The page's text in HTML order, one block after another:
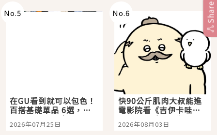
No.5
在GU看到就可以包色！
百搭基礎單品 6選，閉
眼全收也不心疼
2026年07月25日
No.6
快90公斤肌肉大叔能進
電影院看《吉伊卡哇》
嗎？日本重金屬樂團
「打首」會長與nagano
2026年08月03日
Share